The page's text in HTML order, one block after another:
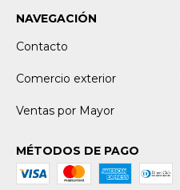
NAVEGACIÓN
Contacto
Comercio exterior
Ventas por Mayor
MÉTODOS DE PAGO